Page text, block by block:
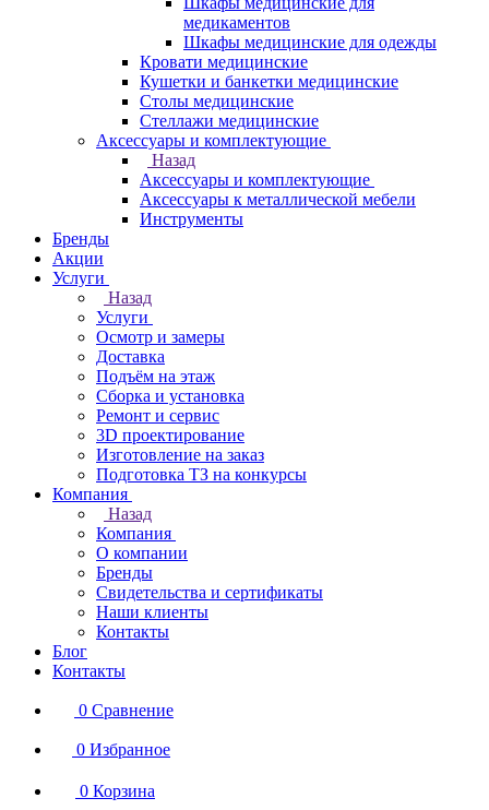
медикаментов
Шкафы медицинские для одежды
Кровати медицинские
Кушетки и банкетки медицинские
Столы медицинские
Стеллажи медицинские
Аксессуары и комплектующие
Назад
Аксессуары и комплектующие
Аксессуары к металлической мебели
Инструменты
Бренды
Акции
Услуги
Назад
Услуги
Осмотр и замеры
Доставка
Подъём на этаж
Сборка и установка
Ремонт и сервис
3D проектирование
Изготовление на заказ
Подготовка ТЗ на конкурсы
Компания
Назад
Компания
О компании
Бренды
Свидетельства и сертификаты
Наши клиенты
Контакты
Блог
Контакты
0 Сравнение
0 Избранное
0 Корзина